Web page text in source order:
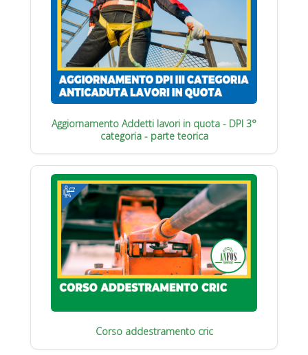
Aggiornamento Addetti lavori in quota - DPI 3°
categoria - parte teorica
Corso addestramento cric